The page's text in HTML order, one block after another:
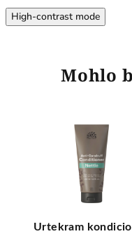
High-contrast mode
Mohlo
Urtekram